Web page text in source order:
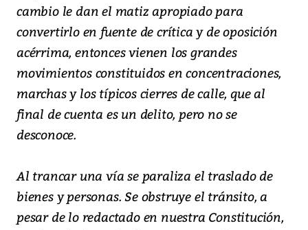
cambio le dan el matiz apropiado para
convertirlo en fuente de crítica y de oposición
acérrima, entonces vienen los grandes
movimientos constituidos en concentraciones,
marchas y los típicos cierres de calle, que al
final de cuenta es un delito, pero no se
desconoce.
Al trancar una vía se paraliza el traslado de
bienes y personas. Se obstruye el tránsito, a
pesar de lo redactado en nuestra Constitución,